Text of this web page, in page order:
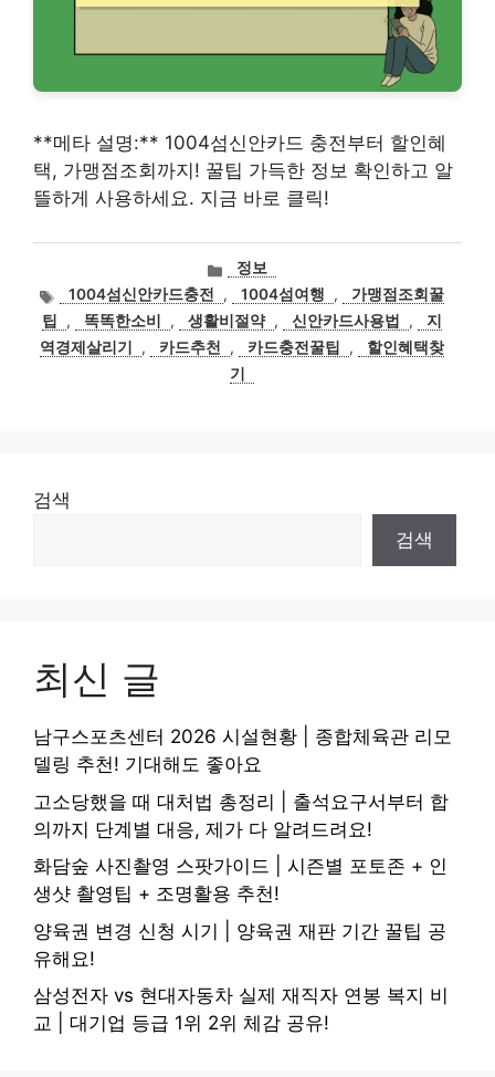
**메타 설명:** 1004섬신안카드 충전부터 할인혜
택, 가맹점조회까지! 꿀팁 가득한 정보 확인하고 알
뜰하게 사용하세요. 지금 바로 클릭!
카
테
고
리
정보
태1004섬신안카드충전 , 1004섬여행 ,
가맹점조회꿀
팁
, 똑똑한소비 , 생활비절약 , 신안카드사용법 ,
지
역경제살리기
, 카드추천 , 카드충전꿀팁 ,
할인혜택찾
기
검색
검색
최신 글
남구스포츠센터 2026 시설현황 | 종합체육관 리모
델링 추천! 기대해도 좋아요
고소당했을 때 대처법 총정리 | 출석요구서부터 합
의까지 단계별 대응, 제가 다 알려드려요!
화담숲 사진촬영 스팟가이드 | 시즌별 포토존 + 인
생샷 촬영팁 + 조명활용 추천!
양육권 변경 신청 시기 | 양육권 재판 기간 꿀팁 공
유해요!
삼성전자 vs 현대자동차 실제 재직자 연봉 복지 비
교 | 대기업 등급 1위 2위 체감 공유!